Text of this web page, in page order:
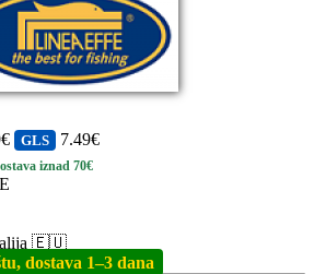
GLS 7.49€
iznad 70€
🇪🇺
dostava 1–3 dana